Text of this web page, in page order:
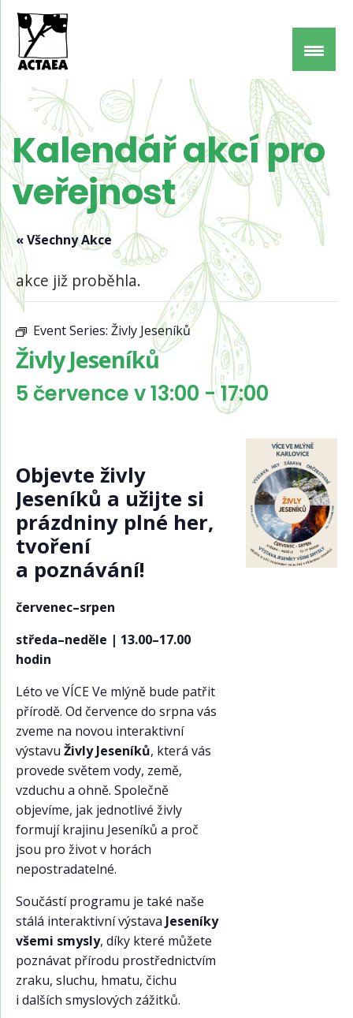
Kalendář akcí pro
veřejnost
« Všechny Akce
akce již proběhla.
Event Series: Živly Jeseníků
Živly Jeseníků
5 července v 13:00 -17:00
Objevte živly
Jeseníků a užijte si
prázdniny plné her,
tvoření
a poznávání!
červenec–srpen
středa–neděle | 13.00–17.00
hodin
Léto ve VÍCE Ve mlýně bude patřit
přírodě. Od července do srpna vás
zveme na novou interaktivní
výstavu Živly Jeseníků, která vás
provede světem vody, země,
vzduchu a ohně. Společně
objevíme, jak jednotlivé živly
formují krajinu Jeseníků a proč
jsou pro život v horách
nepostradatelné.
Součástí programu je také naše
stálá interaktivní výstava Jeseníky
všemi smysly, díky které můžete
poznávat přírodu prostřednictvím
zraku, sluchu, hmatu, čichu
i dalších smyslových zážitků.